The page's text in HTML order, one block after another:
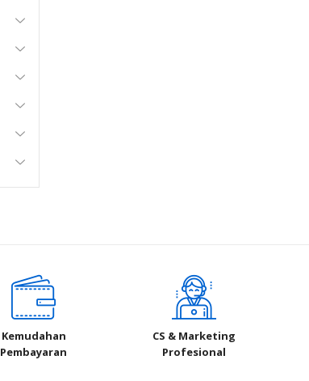
Kemudahan
Pembayaran
CS & Marketing
Profesional